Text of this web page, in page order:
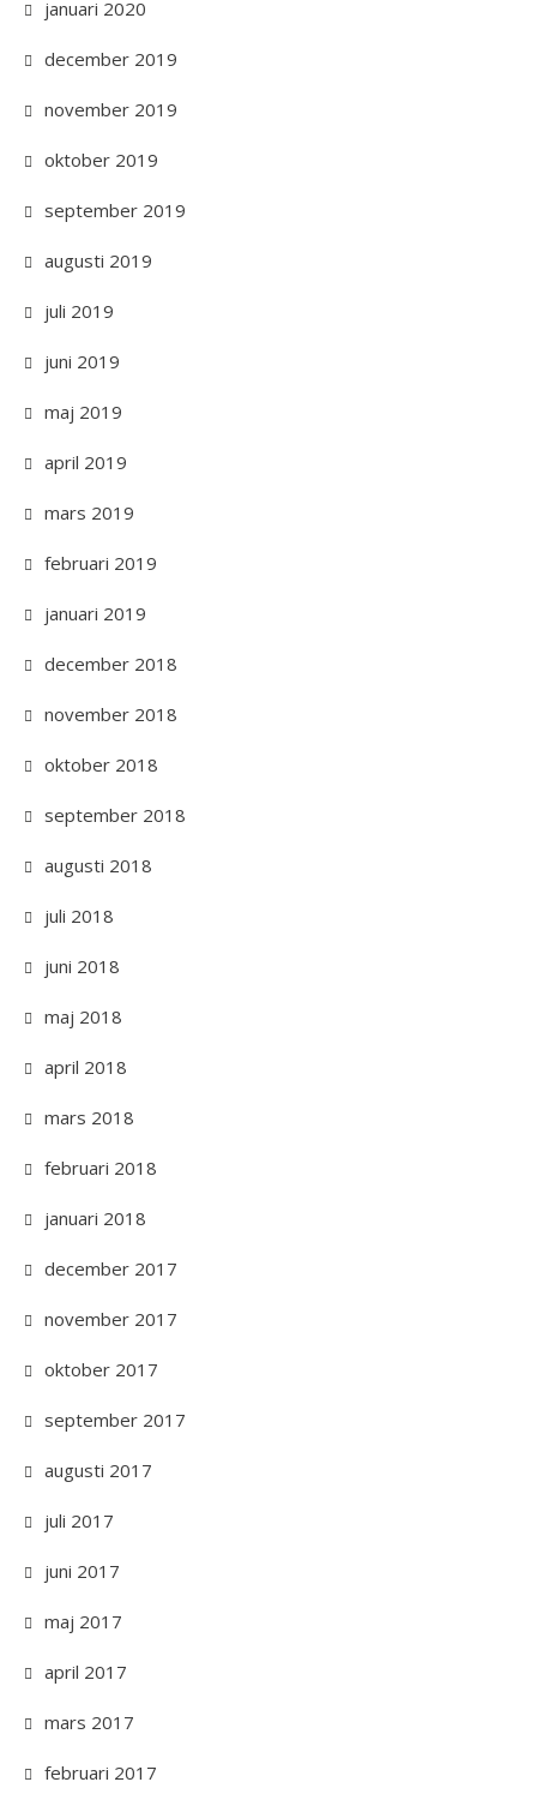
januari 2020
december 2019
november 2019
oktober 2019
september 2019
augusti 2019
juli 2019
juni 2019
maj 2019
april 2019
mars 2019
februari 2019
januari 2019
december 2018
november 2018
oktober 2018
september 2018
augusti 2018
juli 2018
juni 2018
maj 2018
april 2018
mars 2018
februari 2018
januari 2018
december 2017
november 2017
oktober 2017
september 2017
augusti 2017
juli 2017
juni 2017
maj 2017
april 2017
mars 2017
februari 2017